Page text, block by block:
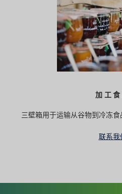
加工食
三壁箱用于运输从谷物到冷冻食
联系我